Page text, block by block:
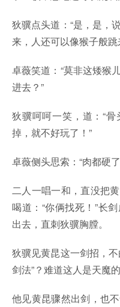
狄骥点头道：“是，是，
来，人还可以像猴子般跳
卓薇笑道：“莫非这矮猴
进去？”
狄骥呵呵一笑，道：“
掉，就不好玩了！”
卓薇侧头思索：“肉都硬
二人一唱一和，直没把
喝道：“你俩找死！”长
出去，直刺狄骥胸膛。
狄骥见黄昆这一剑招，
剑法”？难道这人是天魔
他见黄昆骤然出剑，也